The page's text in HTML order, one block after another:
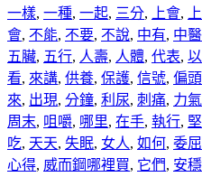
一樣, 一種, 一起, 三分, 上會,
會, 不能, 不要, 不說, 中有, 中醫
五臟, 五行, 人壽, 人體, 代表,
看, 來講, 供養, 保護, 信號, 偏
來, 出現, 分鐘, 利尿, 刺痛, 力氣
周末, 咀嚼, 哪里, 在手, 執行,
吃, 天天, 失眠, 女人, 如何, 委屈
心得, 威而鋼哪裡買, 它們, 安穩